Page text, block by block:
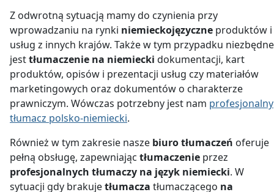
Z odwrotną sytuacją mamy do czynienia przy
wprowadzaniu na rynki niemieckojęzyczne produktów i
usług z innych krajów. Także w tym przypadku niezbędne
jesttłumaczenie na niemiecki dokumentacji, kart
produktów, opisów i prezentacji usług czy materiałów
marketingowych oraz dokumentów o charakterze
prawniczym. Wówczas potrzebny jest nam profesjonalny
tłumacz polsko-niemiecki.
Również w tym zakresie nasze biuro tłumaczeń oferuje
pełną obsługę, zapewniając tłumaczenie przez
profesjonalnych tłumaczy na język niemiecki. W
sytuacji gdy brakujetłumacza tłumaczącego na